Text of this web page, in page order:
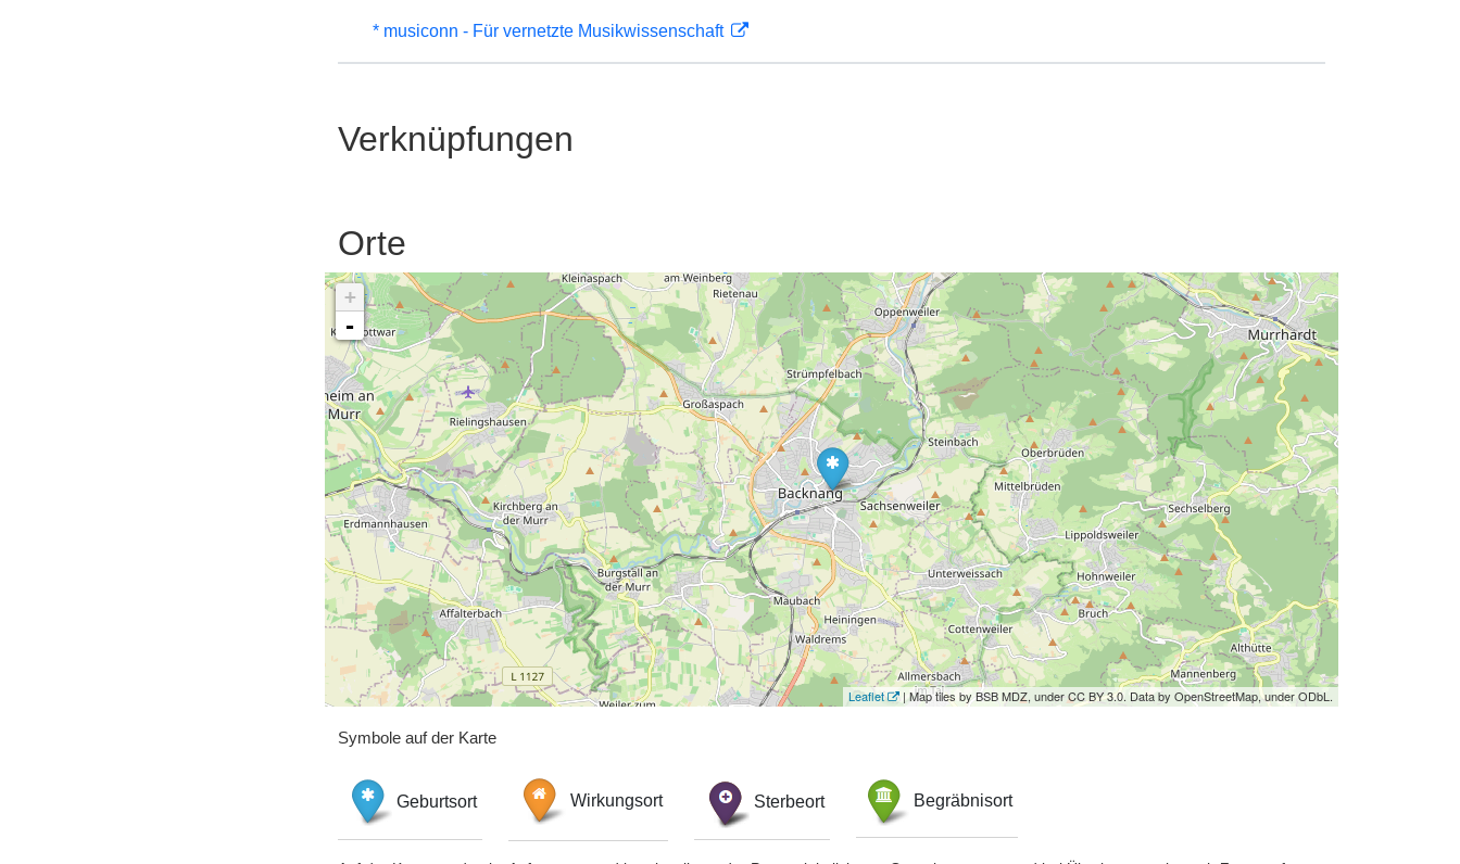
* musiconn - Für vernetzte Musikwissenschaft
Verknüpfungen
Orte
+
-
Leaflet | Map tiles by BSB MDZ, under CC BY 3.0. Data by OpenStreetMap, under ODbL.
Symbole auf der Karte
Geburtsort Wirkungsort Sterbeort Begräbnisort